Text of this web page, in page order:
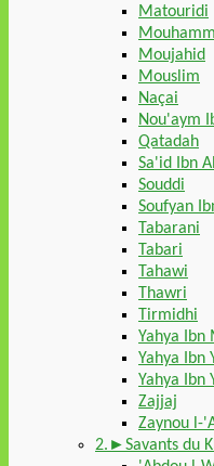
Matouridi
Moujahid
Mouslim
Naçai
Nou'aym
Qatadah
Sa'id Ibn
Souddi
Soufyan
Tabarani
Tabari
Tahawi
Thawri
Tirmidhi
Yahya Ibn
Yahya Ibn
Yahya Ibn
Zajjaj
Zaynou l-
2.►Savants du